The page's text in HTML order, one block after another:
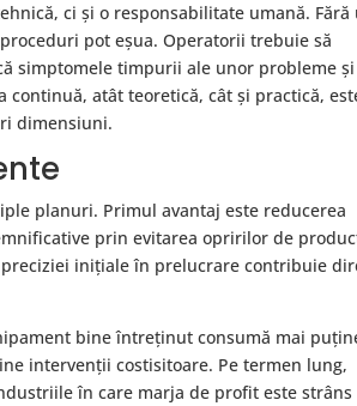
ci și o responsabilitate umană. Fără
pot eșua. Operatorii trebuie să
simptomele timpurii ale unor probleme și
continuă, atât teoretică, cât și practică,
dimensiuni.
planuri. Primul avantaj este reducerea
prin evitarea opririlor de
inițiale în prelucrare contribuie
bine întreținut consumă mai
intervenții costisitoare. Pe termen lung,
în care marja de profit este strâns